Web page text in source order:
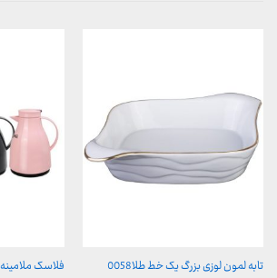
تابه لمون لوزی بزرگ یک خط طلا0058 فلاسک ملامینه 1/3 – 1/6 لیتری MGS